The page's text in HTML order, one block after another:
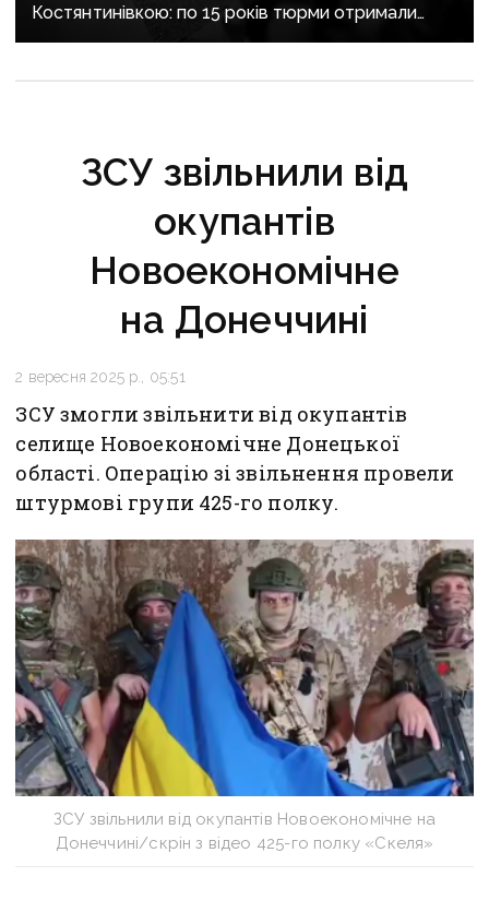
Костянтинівкою: по 15 років тюрми отримали
десятеро бойовиків, які воювали на боці рф
ЗСУ звільнили від
окупантів
Новоекономічне
на Донеччині
2 вересня 2025 р., 05:51
ЗСУ змогли звільнити від окупантів
селище Новоекономічне Донецької
області. Операцію зі звільнення провели
штурмові групи 425-го полку.
ЗСУ звільнили від окупантів Новоекономічне на
Донеччині/скрін з відео 425-го полку «Скеля»